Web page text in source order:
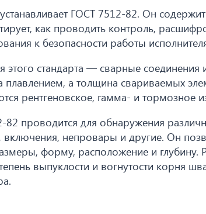
ГОСТ 7512-82. Он
как проводить контроль,
к безопасности работы
этого стандарта — сварные соединения
плавлением, а толщина свариваемых
рентгеновское, гамма- и тормозное
проводится для обнаружения
непровары и другие. Он
форму, расположение и
выпуклости и вогнутости корня